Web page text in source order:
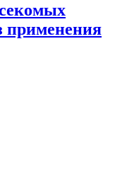
применения